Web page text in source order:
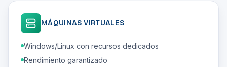
MÁQUINAS VIRTUALES
Windows/Linux con recursos dedicados
Rendimiento garantizado